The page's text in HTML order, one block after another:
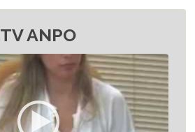
TV ANPO